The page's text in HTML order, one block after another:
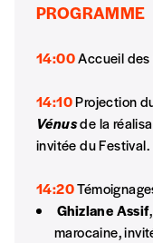
Les mots de
avoir reçu
volonté de
NOS
PROGRAMME
14:00Accueil
14:10Projection
Vénusde la
invitée du Festival.
14:20
Ghizlane Assif
marocaine,